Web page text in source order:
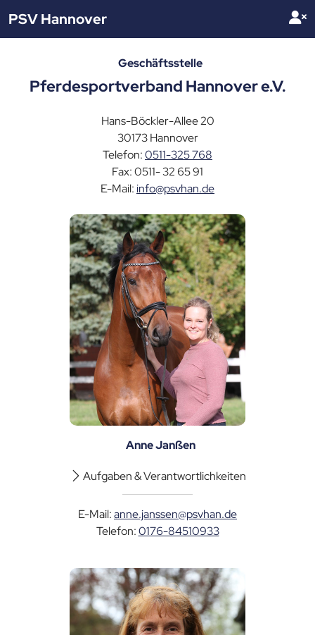
PSV Hannover
Geschäftsstelle
Pferdesportverband Hannover e.V.
Hans-Böckler-Allee 20
30173 Hannover
Telefon:0511-325 768
Fax: 0511- 32 65 91
E-Mail: info@psvhan.de
Anne Janßen
Aufgaben & Verantwortlichkeiten
E-Mail:anne.janssen@psvhan.de
Telefon:0176-84510933